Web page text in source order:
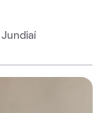
Jundiaí